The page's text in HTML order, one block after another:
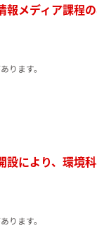
メディア課程
ります。
により、環境
ります。